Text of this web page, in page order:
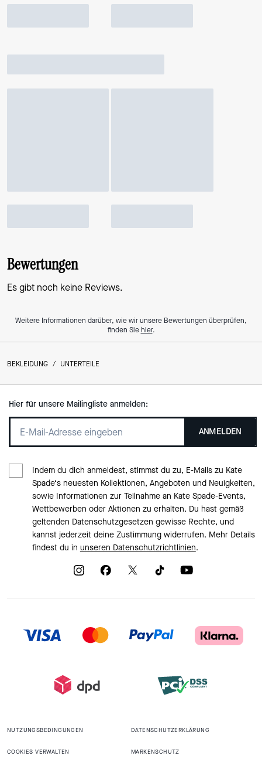
Bewertungen
Es gibt noch keine Reviews.
Weitere Informationen darüber, wie wir unsere Bewertungen überprüfen,
finden Siehier.
BEKLEIDUNG / UNTERTEILE
Hier für unsere Mailingliste anmelden:
ANMELDEN
Indem du dich anmeldest, stimmst du zu, E-Mails zu Kate
Spade‘s neuesten Kollektionen, Angeboten und Neuigkeiten,
sowie Informationen zur Teilnahme an Kate Spade-Events,
Wettbewerben oder Aktionen zu erhalten. Du hast gemäß
geltenden Datenschutzgesetzen gewisse Rechte, und
kannst jederzeit deine Zustimmung widerrufen. Mehr Details
findest du in unseren Datenschutzrichtlinien.
NUTZUNGSBEDINGUNGEN DATENSCHUTZERKLÄRUNG
COOKIES VERWALTEN MARKENSCHUTZ